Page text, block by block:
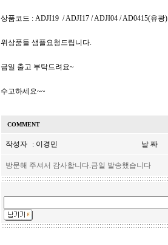
상품코드 : ADJI19 / ADJI17 / ADJI04 / AD0415(유광)
위상품들 샘플요청드립니다.
금일 출고 부탁드려요~
수고하세요~~
COMMENT
작성자 : 이경민 날 짜
방문해 주셔서 감사합니다.금일 발송했습니다